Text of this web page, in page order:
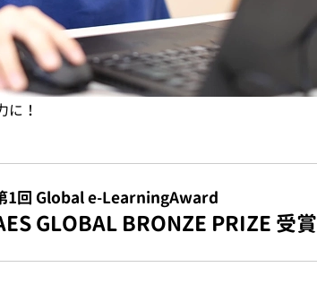
に！
1回 Global e-LearningAward
GLOBAL BRONZE PRIZE 受賞